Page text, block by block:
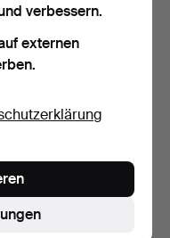
verbessern.
externen